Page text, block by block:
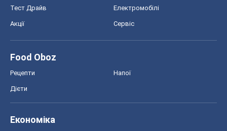
Тест Драйв Електромобілі
Акції Сервіс
Food Oboz
Рецепти Напої
Дієти
Економіка